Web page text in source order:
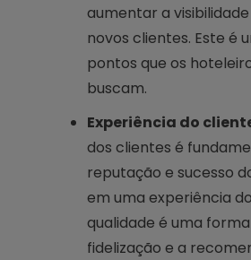
aumentar a
novos clientes. Este é
pontos que os
buscam.
Experiência do
dos clientes é
reputação e sucesso
em uma experiência
qualidade é uma
fidelização e a